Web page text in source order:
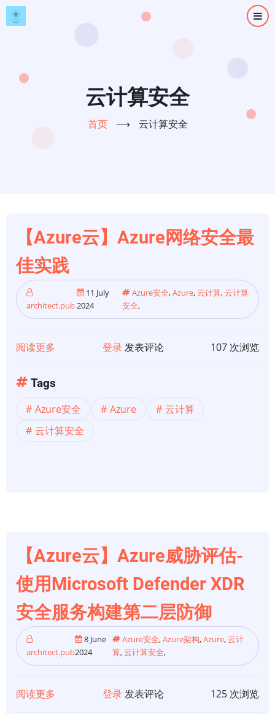
跳
转
云计算安全
首页 ⟶ 云计算安全
【Azure云】Azure网络安全最
佳实践
architect.pub
11 July
2024
Azure安全,Azure,云计算,云计算
安全,
阅读更多
Azure
网
登录发表评论 107 次浏览
Tags
Azure安全 Azure
云计算
云计算安全
【Azure云】Azure威胁评估-
使用Microsoft Defender XDR
安全服务构建第二层防御
architect.pub
8 June
2024
Azure安全,Azure架构,Azure,云计
算,云计算安全,
阅读更多 登录发表评论 125 次浏览